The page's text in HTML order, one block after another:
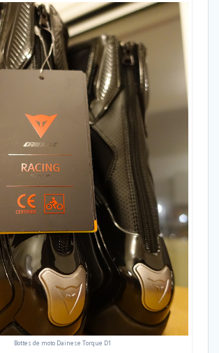
Bottes de moto Dainese Torque D1